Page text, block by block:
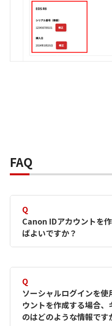
FAQ
Q
Canon IDアカウントを
ばよいですか？
す。詳しい作成方法
何ですか？Canon ID
ださい。
Q
ソーシャルログインを
ウントを作成する場合、
のはどのような情報です